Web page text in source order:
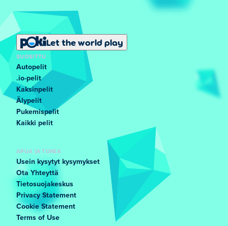
Let the world play
SUOSITTU
Autopelit
.io-pelit
Kaksinpelit
Älypelit
Pukemispelit
Kaikki pelit
APUA JA TUKEA
Usein kysytyt kysymykset
Ota Yhteyttä
Tietosuojakeskus
Privacy Statement
Cookie Statement
Terms of Use